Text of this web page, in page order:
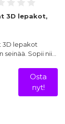
3D lepakot,
3D lepakot
seinää. Sopii nii…
Osta
nyt!